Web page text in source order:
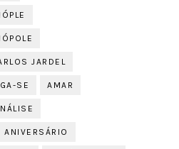
JARDEL
SE AMAR
ANIVERSÁRIO